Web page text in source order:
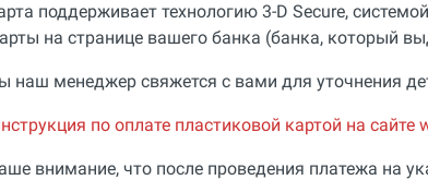
поддерживает технологию 3-D Secure,
на странице вашего банка (банка, который
наш менеджер свяжется с вами для уточнения
по оплате пластиковой картой на сайте
внимание, что после проведения платежа на